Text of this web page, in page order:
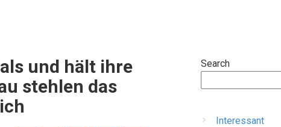
und hält ihre
stehlen das
Search
Interessant